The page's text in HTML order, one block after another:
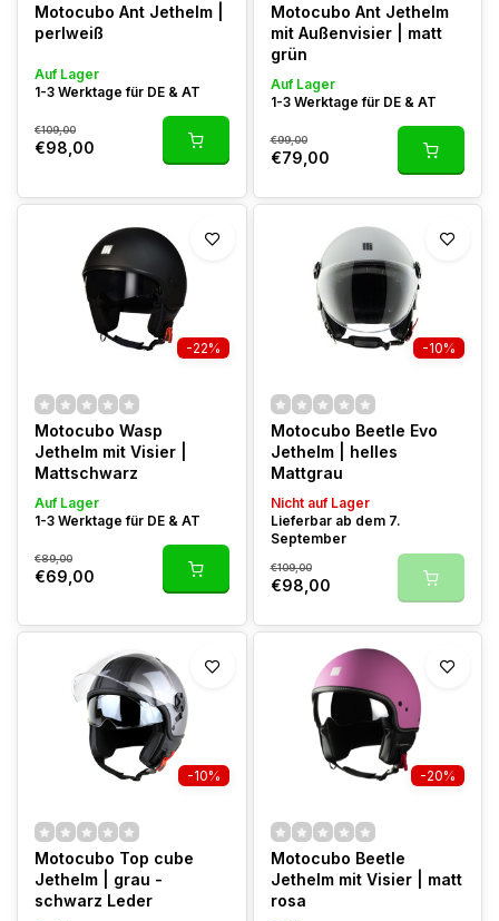
Motocubo Ant Jethelm |
perlweiß
Auf Lager
1-3 Werktage für DE & AT
€109,00
€98,00
Motocubo Ant Jethelm
mit Außenvisier | matt
grün
Auf Lager
1-3 Werktage für DE & AT
€99,00
€79,00
-22%
Motocubo Wasp
Jethelm mit Visier |
Mattschwarz
Auf Lager
1-3 Werktage für DE & AT
€89,00
€69,00
-10%
Motocubo Beetle Evo
Jethelm | helles
Mattgrau
Nicht auf Lager
Lieferbar ab dem 7.
September
€109,00
€98,00
-10%
Motocubo Top cube
Jethelm | grau -
schwarz Leder
-20%
Motocubo Beetle
Jethelm mit Visier | matt
rosa